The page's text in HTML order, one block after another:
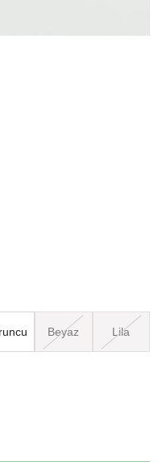
Beyaz Lila